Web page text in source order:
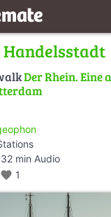
Der Rhein. Eine
min Audio
favorite 1